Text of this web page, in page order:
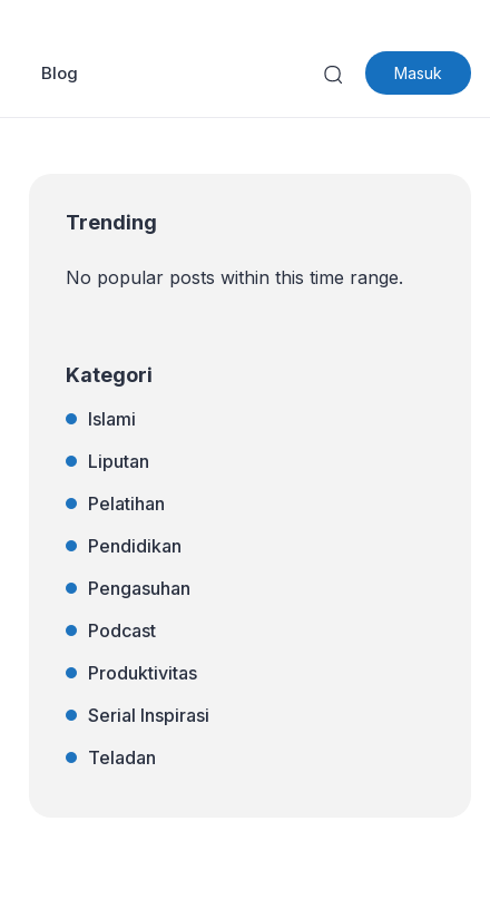
Masuk
Blog
Trending
No popular posts within this time range.
Kategori
Islami
Liputan
Pelatihan
Pendidikan
Pengasuhan
Podcast
Produktivitas
Serial Inspirasi
Teladan